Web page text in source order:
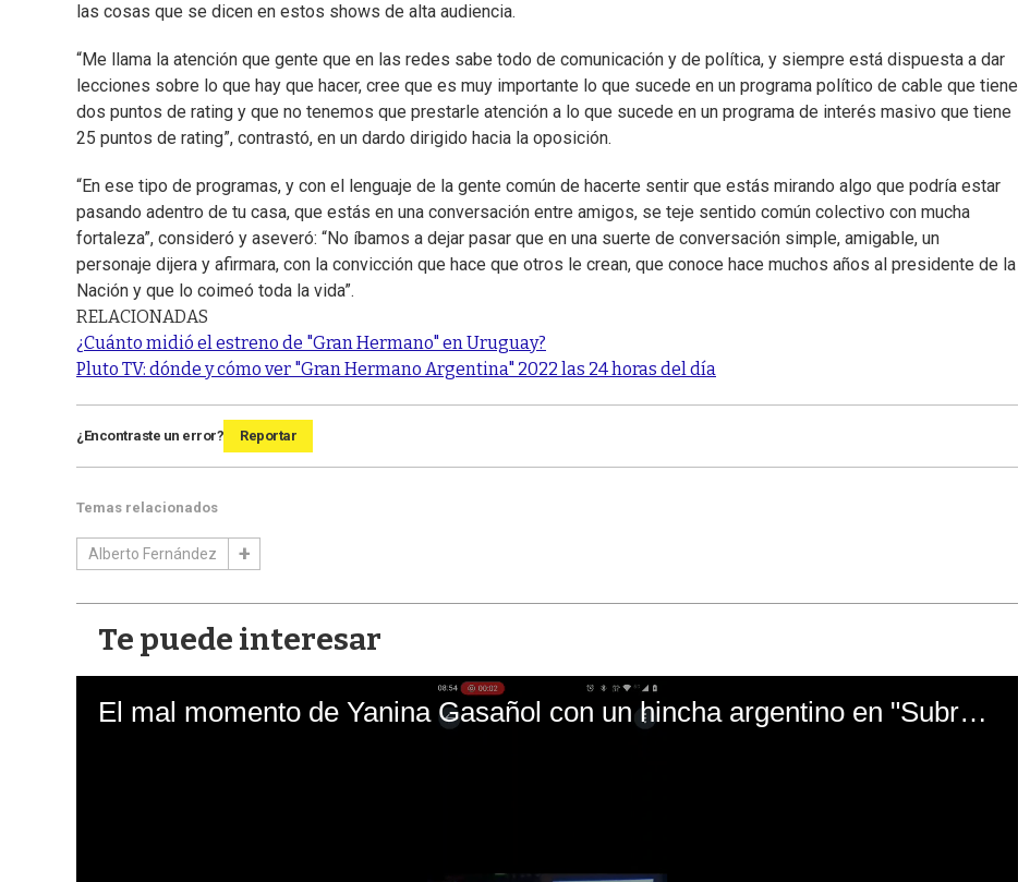
las cosas que se dicen en estos shows de alta audiencia.
“Me llama la atención que gente que en las redes sabe todo de comunicación y de política, y siempre está dispuesta a dar
lecciones sobre lo que hay que hacer, cree que es muy importante lo que sucede en un programa político de cable que tiene
dos puntos de rating y que no tenemos que prestarle atención a lo que sucede en un programa de interés masivo que tiene
25 puntos de rating”, contrastó, en un dardo dirigido hacia la oposición.
“En ese tipo de programas, y con el lenguaje de la gente común de hacerte sentir que estás mirando algo que podría estar
pasando adentro de tu casa, que estás en una conversación entre amigos, se teje sentido común colectivo con mucha
fortaleza”, consideró y aseveró: “No íbamos a dejar pasar que en una suerte de conversación simple, amigable, un
personaje dijera y afirmara, con la convicción que hace que otros le crean, que conoce hace muchos años al presidente de la
Nación y que lo coimeó toda la vida”.
RELACIONADAS
¿Cuánto midió el estreno de "Gran Hermano" en Uruguay?
Pluto TV: dónde y cómo ver "Gran Hermano Argentina" 2022 las 24 horas del día
¿Encontraste un error? Reportar
Temas relacionados
Alberto Fernández
Te puede interesar
El mal momento de Yanina Gasañol con un hincha argentino en "Subrayado"